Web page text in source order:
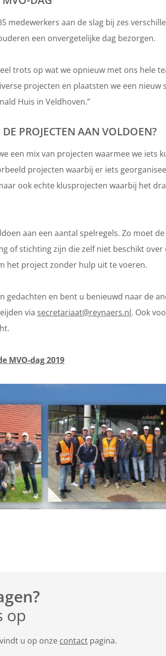
medewerkers aan de slag bij zes
een onvergetelijke dag bezorgen.
trots op wat we opnieuw met ons hele
projecten en plaatsten we een nieuw
Huis in Veldhoven.”
PROJECTEN AAN VOLDOEN?
een mix van projecten waarmee we iets
projecten waarbij er iets
ook echte klusprojecten waarbij het
aan een aantal spelregels. Zo moet
of stichting zijn die zelf niet beschikt
het project zonder hulp uit te voeren.
gedachten en bent u benieuwd naar de
via secretariaat@reynaers.nl. Ook
MVO-dag 2019
op
u op onze contact pagina.